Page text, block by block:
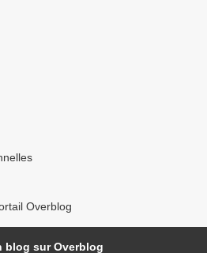
Overblog
blog sur Overblog